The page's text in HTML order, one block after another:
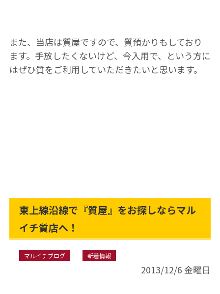
また、当店は質屋ですので、質預かりもしており
ます。手放したくないけど、今入用で、という方に
はぜひ質をご利用していただきたいと思います。
東上線沿線で『質屋』をお探しならマル
イチ質店へ！
マルイチブログ 新着情報
2013/12/6 金曜日